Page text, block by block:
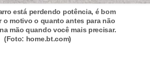
está perdendo potência, é bom
o motivo o quanto antes para não
mão quando você mais precisar.
(Foto: home.bt.com)